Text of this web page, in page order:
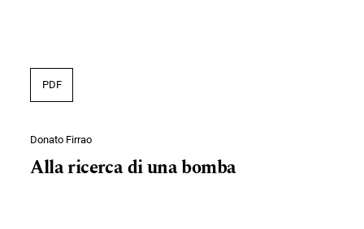
PDF
Donato Firrao
Alla ricerca di una bomba